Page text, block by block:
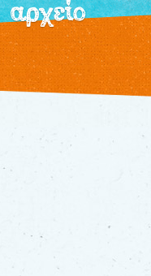
αρχείο